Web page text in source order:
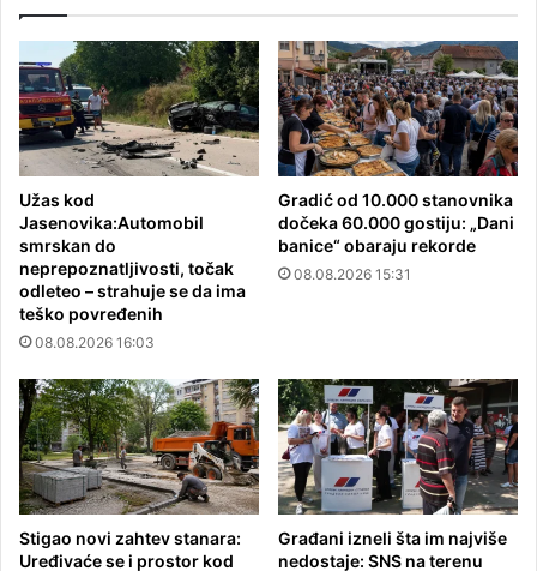
Užas kod
Jasenovika:Automobil
smrskan do
neprepoznatljivosti, točak
odleteo – strahuje se da ima
teško povređenih
08.08.2026 16:03
Gradić od 10.000 stanovnika
dočeka 60.000 gostiju: „Dani
banice“ obaraju rekorde
08.08.2026 15:31
Stigao novi zahtev stanara:
Uređivaće se i prostor kod
Građani izneli šta im najviše
nedostaje: SNS na terenu